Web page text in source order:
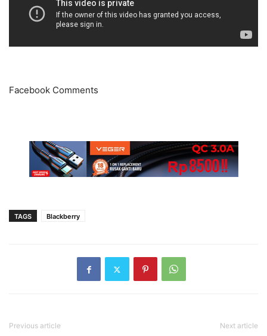
Facebook Comments
TAGS Blackberry
Previous article Next article